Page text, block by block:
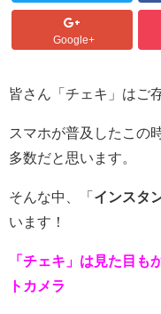
Google+
皆さん「チェキ」はご
スマホが普及したこの
多数だと思います。
そんな中、「 インスタ
います！
「チェキ」は見た目も
トカメラ